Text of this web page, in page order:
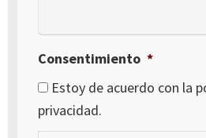
Consentimiento *
Estoy de acuerdo con la
privacidad.